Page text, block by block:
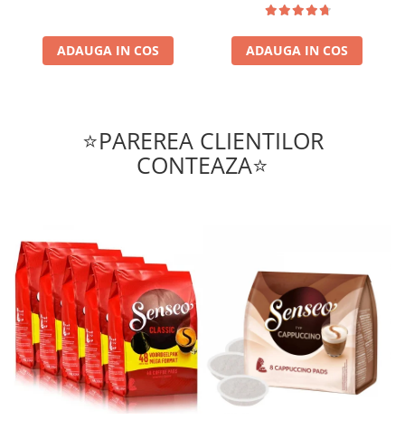
ADAUGA IN COS ADAUGA IN COS
⭐PAREREA CLIENTILOR
CONTEAZA⭐